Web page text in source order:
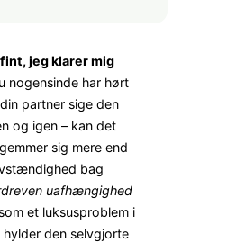
jeg klarer mig
nogensinde har hørt
partner sige den
og igen – kan det
sig mere end
bag
uafhængighed
et luksusproblem i
hylder den selvgjorte